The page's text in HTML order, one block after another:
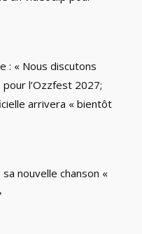
: « Nous discutons
l’Ozzfest 2027;
arrivera « bientôt
nouvelle chanson «